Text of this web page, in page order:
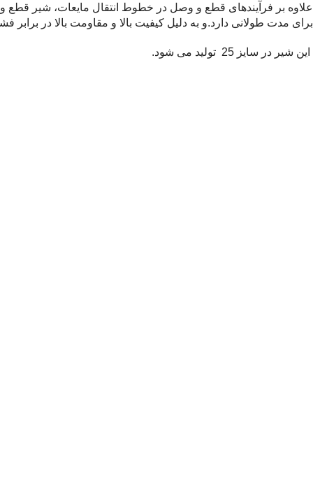
علاوه بر فرآیندهای قطع و وصل در خطوط انتقال مایعات، شیر
برای مدت طولانی دارد.و به دلیل کیفیت بالا و مقاومت بالا در
این شیر در سایز 25 تولید می شود.